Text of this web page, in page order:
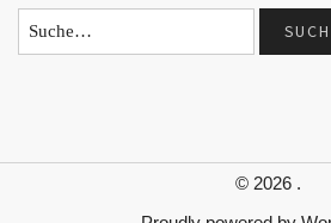
© 2026 .